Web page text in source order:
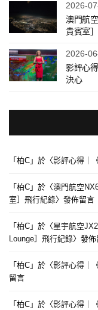
2026-
澳門航
貴賓室
2026-
影評心
決心
「 柏C 」於〈影評心得｜
「 柏C 」於〈澳門航空
室］飛行紀錄〉發佈留言
「 柏C 」於〈星宇航空
Lounge］飛行紀錄〉發
「 柏C 」於〈影評心得｜
留言
「 柏C 」於〈影評心得｜